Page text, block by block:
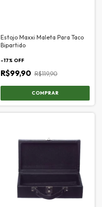
Estojo Maxxi Maleta Para Taco
Bipartido
-17% OFF
R$99,90 R$119,90